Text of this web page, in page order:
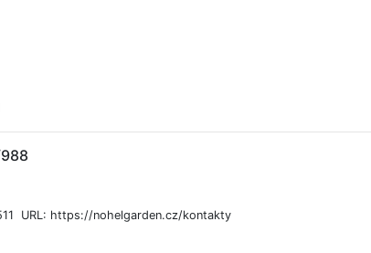
URL: https://nohelgarden.cz/kontakty